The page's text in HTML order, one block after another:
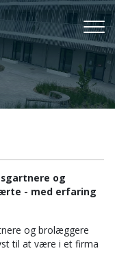
og
- med erfaring
og brolæggere
til at være i et firma